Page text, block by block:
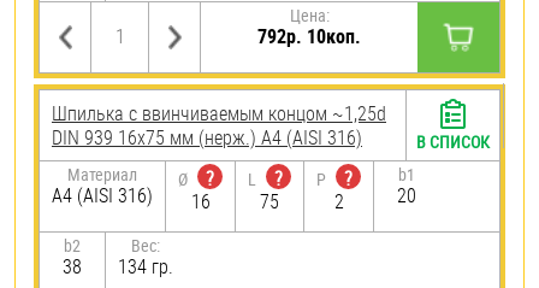
Цена:
792р. 10коп.
Шпилька c ввинчиваемым концом ~1,25d
DIN 939 16х75 мм (нерж.) A4 (AISI 316)
Материал
A4 (AISI 316)
Ø
?
16
L
?
75
P
?
2
b1
20
b2
38
Вес:
134 гр.
В СПИСОК